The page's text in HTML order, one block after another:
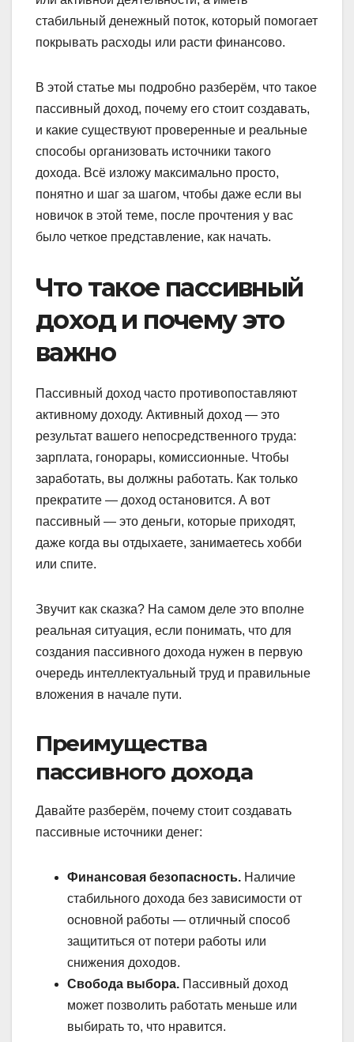
стабильный денежный поток, который помогает
покрывать расходы или расти финансово.
В этой статье мы подробно разберём, что такое
пассивный доход, почему его стоит создавать,
и какие существуют проверенные и реальные
способы организовать источники такого
дохода. Всё изложу максимально просто,
понятно и шаг за шагом, чтобы даже если вы
новичок в этой теме, после прочтения у вас
было четкое представление, как начать.
Что такое пассивный
доход и почему это
важно
Пассивный доход часто противопоставляют
активному доходу. Активный доход — это
результат вашего непосредственного труда:
зарплата, гонорары, комиссионные. Чтобы
заработать, вы должны работать. Как только
прекратите — доход остановится. А вот
пассивный — это деньги, которые приходят,
даже когда вы отдыхаете, занимаетесь хобби
или спите.
Звучит как сказка? На самом деле это вполне
реальная ситуация, если понимать, что для
создания пассивного дохода нужен в первую
очередь интеллектуальный труд и правильные
вложения в начале пути.
Преимущества
пассивного дохода
Давайте разберём, почему стоит создавать
пассивные источники денег:
Финансовая безопасность. Наличие
стабильного дохода без зависимости от
основной работы — отличный способ
защититься от потери работы или
снижения доходов.
Свобода выбора. Пассивный доход
может позволить работать меньше или
выбирать то, что нравится.